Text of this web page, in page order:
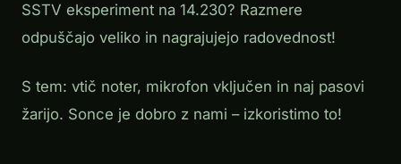
SSTV eksperiment na 14.230? Razmere
odpuščajo veliko in nagrajujejo radovednost!
S tem: vtič noter, mikrofon vključen in naj pasovi
žarijo. Sonce je dobro z nami – izkoristimo to!